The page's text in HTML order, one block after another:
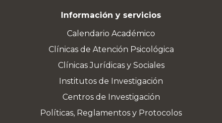
Información y servicios
Calendario Académico
Clínicas de Atención Psicológica
Clínicas Jurídicas y Sociales
Institutos de Investigación
Centros de Investigación
Políticas, Reglamentos y Protocolos